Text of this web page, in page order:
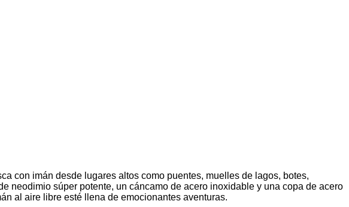
con imán desde lugares altos como puentes, muelles de lagos, botes,
neodimio súper potente, un cáncamo de acero inoxidable y una copa de acero
al aire libre esté llena de emocionantes aventuras.